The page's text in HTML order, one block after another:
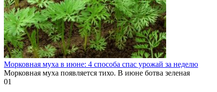
Морковная муха в июне: 4 способа спас урожай за неделю
Морковная муха появляется тихо. В июне ботва зеленая
01